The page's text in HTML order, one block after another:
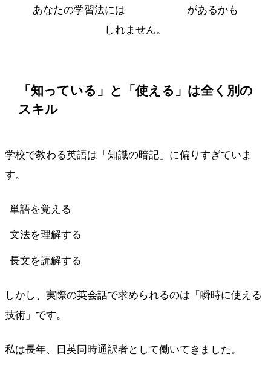
あなたの学習法には
があるかも
しれません。
「知っている」と「使える」は全く別の
スキル
学校で教わる英語は「知識の暗記」に偏りすぎていま
す。
単語を覚える
文法を理解する
長文を読解する
しかし、実際の英会話で求められるのは「瞬時に使える
技術」です。
私は長年、日英同時通訳者として働いてきました。